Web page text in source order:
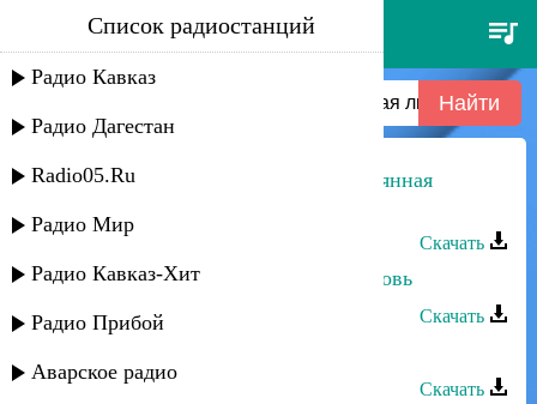
магомедзапир магомедов -
безымянная любовь
Список радиостанций
Радио Кавказ
Радио Дагестан
Radio05.Ru
Радио Мир
Радио Кавказ-Хит
Радио Прибой
Аварское радио
Магомедзапир Магомедов - Безымянная
Скачать
Руслан Магомедов - Безумная любовь
Скачать
Скачать